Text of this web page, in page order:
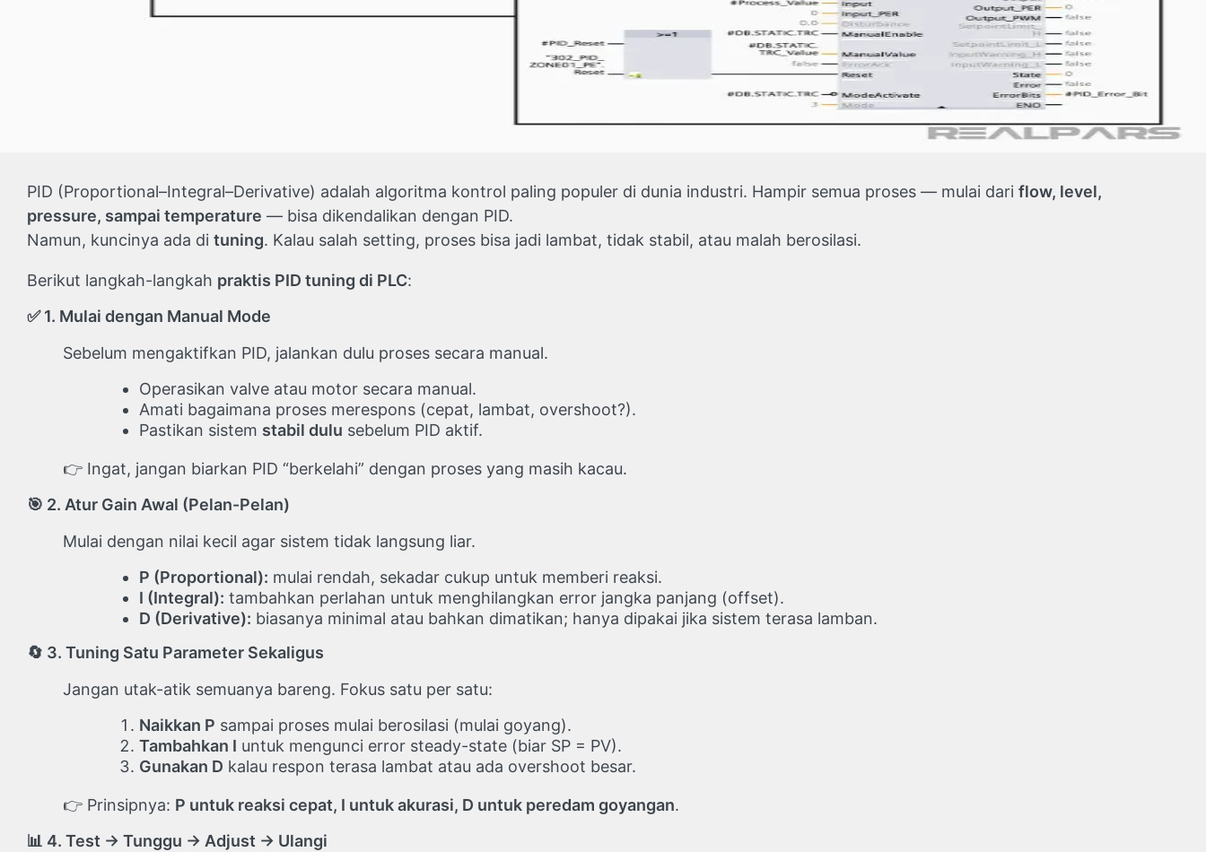
PID (Proportional–Integral–Derivative) adalah algoritma kontrol paling populer di dunia industri. Hampir semua proses — mulai dari flow, level,
pressure, sampai temperature — bisa dikendalikan dengan PID.
Namun, kuncinya ada di tuning. Kalau salah setting, proses bisa jadi lambat, tidak stabil, atau malah berosilasi.
Berikut langkah-langkah praktis PID tuning di PLC:
✅1. Mulai dengan Manual Mode
Sebelum mengaktifkan PID, jalankan dulu proses secara manual.
Operasikan valve atau motor secara manual.
Amati bagaimana proses merespons (cepat, lambat, overshoot?).
Pastikan sistem stabil dulu sebelum PID aktif.
👉 Ingat, jangan biarkan PID “berkelahi” dengan proses yang masih kacau.
🎯 2. Atur Gain Awal (Pelan-Pelan)
Mulai dengan nilai kecil agar sistem tidak langsung liar.
P (Proportional): mulai rendah, sekadar cukup untuk memberi reaksi.
I (Integral): tambahkan perlahan untuk menghilangkan error jangka panjang (offset).
D (Derivative): biasanya minimal atau bahkan dimatikan; hanya dipakai jika sistem terasa lamban.
🔄 3. Tuning Satu Parameter Sekaligus
Jangan utak-atik semuanya bareng. Fokus satu per satu:
Naikkan P sampai proses mulai berosilasi (mulai goyang).
Tambahkan I untuk mengunci error steady-state (biar SP = PV).
Gunakan D kalau respon terasa lambat atau ada overshoot besar.
👉 Prinsipnya: P untuk reaksi cepat, I untuk akurasi, D untuk peredam goyangan.
📊 4. Test → Tunggu → Adjust → Ulangi